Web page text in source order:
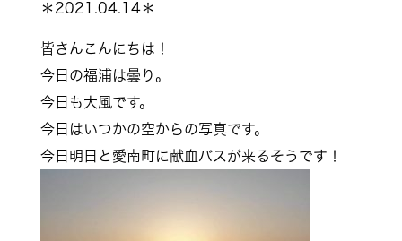
＊2021.04.14＊
皆さんこんにちは！
今日の福浦は曇り。
今日も大風です。
今日はいつかの空からの写真です。
今日明日と愛南町に献血バスが来るそうです！